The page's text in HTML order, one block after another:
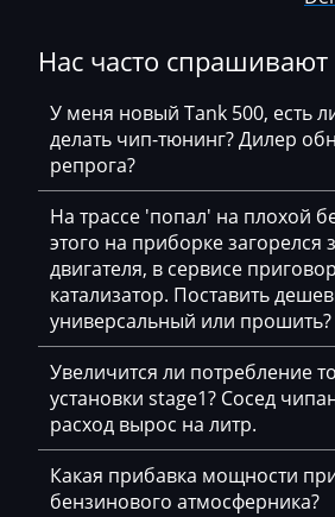
Basak
Bauer
BAW
Belgee
Bell
Bentley
BMW
BobCat
Bomag
Brilliance
Нас часто спрашивают
У меня новый Tank 500, есть
делать чип-тюнинг? Дилер
репрога?
На трассе 'попал' на плохой
этого на приборке загорелся
двигателя, в сервисе
катализатор. Поставить
универсальный или прошить?
Увеличится ли потребление
установки stage1? Сосед
расход вырос на литр.
Какая прибавка мощности
бензинового атмосферника?